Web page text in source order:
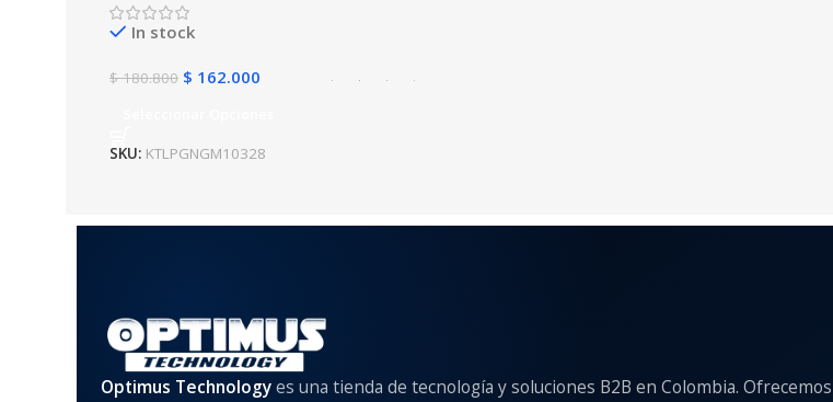
In stock
$180.800 $ 162.000
SKU: KTLPGNGM10328
Optimus Technologyes una tienda de tecnología y soluciones B2B en Colombia. Ofrecemos